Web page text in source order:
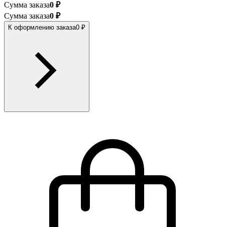
Сумма заказа0 ₽
Сумма заказа0 ₽
К оформлению заказа0 ₽